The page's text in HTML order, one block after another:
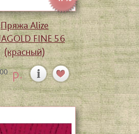
Пряжа Alize
FINE 56
(красный)
р.